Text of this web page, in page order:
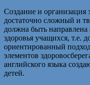
Создание и организация
достаточно сложный и
должна быть
здоровья учащихся, т.е.
ориентированный
элементов
английского языка
детей.